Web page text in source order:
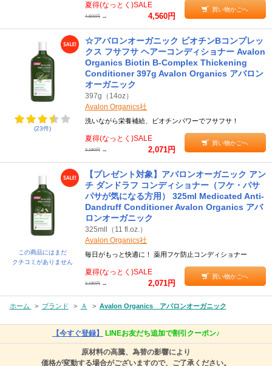
夏得(なっとく)SALE
4,800円 → 4,560円
買い物かごへ
(23件)
☆アバロンオーガニック ビオチンBコンプレッ
クス フサフサ ヘアーコンディショナー Avalon
Organics Biotin B-Complex Thickening
Conditioner 397g Avalon Organics アバロン
オーガニック
397g（14oz）
Avalon Organics社
洗いながら栄養補給、ビオチンパワーでフサフサ！
夏得(なっとく)SALE
2,180円 → 2,071円
買い物かごへ
この商品にはまだ
クチコミがありません
【プレゼント対象】アバロンオーガニック アン
チ ダンドラフ コンディショナー（フケ・パサ
パサが気になる方用） 325ml Medicated Anti-
Dandruff Conditioner Avalon Organics アバ
ロンオーガニック
325mll（11 fl.oz.）
Avalon Organics社
毎日がもっと快適に！ 薬用フケ防止コンディショナー
夏得(なっとく)SALE
2,180円 → 2,071円
買い物かごへ
ホーム > ブランド > Ａ > Avalon Organics アバロンオーガニック
【今すぐ登録】 LINEお友だち追加で割引クーポン♪
原材料の高騰、為替の影響により
価格が変動する場合がございますので、ご了承ください。